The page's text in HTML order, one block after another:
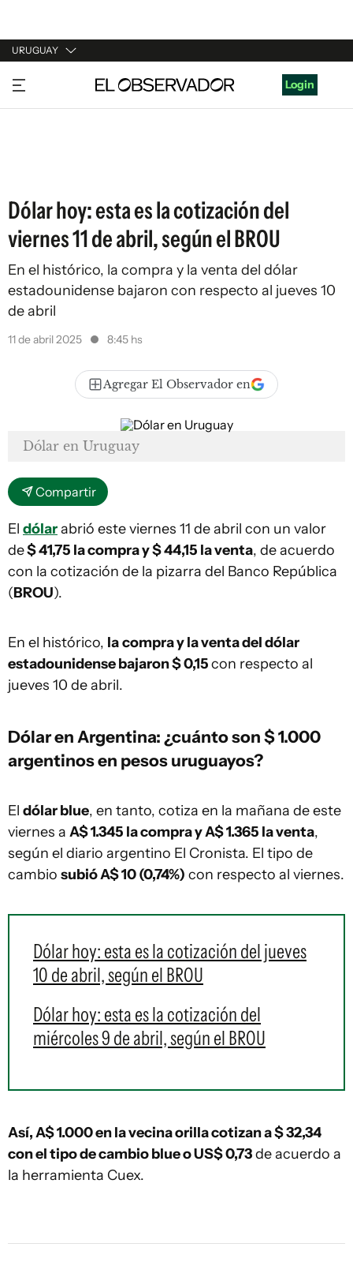
URUGUAY
URUGUAY
ARGENTINA
Login
Dólar hoy: esta es la cotización del
viernes 11 de abril, según el BROU
En el histórico, la compra y la venta del dólar
estadounidense bajaron con respecto al jueves 10
de abril
11 de abril 2025 8:45 hs
Agregar El Observador en
Dólar en Uruguay
Compartir
El dólarabrió este viernes 11 de abril con un valor
de$ 41,75 la compra y $ 44,15 la venta, de acuerdo
con la cotización de la pizarra del Banco República
(BROU).
En el histórico, lacompra y la venta del dólar
estadounidense bajaron $ 0,15con respecto al
jueves 10 de abril.
Dólar en Argentina: ¿cuánto son $ 1.000
argentinos en pesos uruguayos?
El dólar blue, en tanto, cotiza en la mañana de este
viernes a A$ 1.345 la compra y A$ 1.365 la venta,
según el diario argentino El Cronista. El tipo de
cambio subió A$ 10 (0,74%) con respecto al viernes.
Dólar hoy: esta es la cotización del jueves
10 de abril, según el BROU
Dólar hoy: esta es la cotización del
miércoles 9 de abril, según el BROU
Así, A$ 1.000 en la vecina orilla cotizan a $ 32,34
con el tipo de cambio blue o US$ 0,73de acuerdo a
la herramienta Cuex.